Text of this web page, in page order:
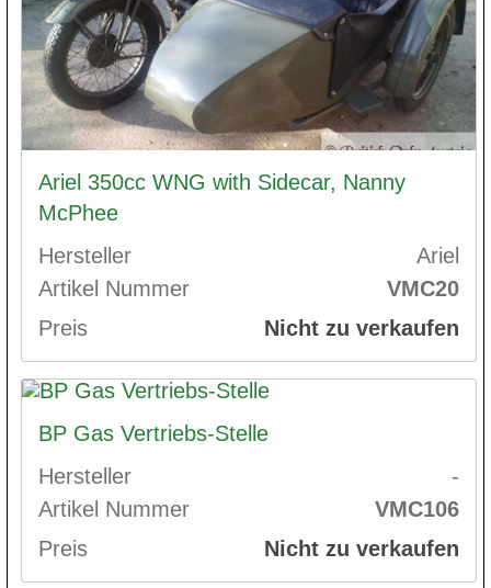
Ariel 350cc WNG with Sidecar, Nanny
McPhee
Hersteller
Ariel
Artikel Nummer
VMC20
Preis
Nicht zu verkaufen
BP Gas Vertriebs-Stelle
Hersteller
-
Artikel Nummer
VMC106
Preis
Nicht zu verkaufen